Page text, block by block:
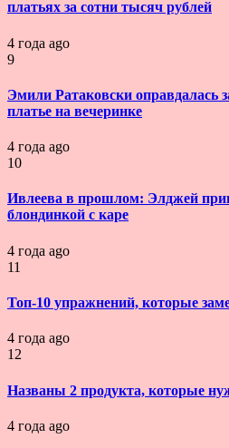
платьях за сотни тысяч рублей
4 года ago
9
Эмили Ратаковски оправдалась
платье на вечеринке
4 года ago
10
Ивлеева в прошлом: Элджей
блондинкой с каре
4 года ago
11
Топ-10 упражнений, которые
4 года ago
12
Названы 2 продукта, которые
4 года ago